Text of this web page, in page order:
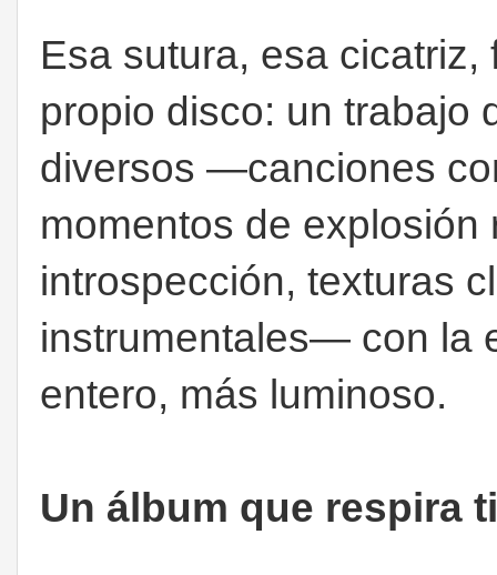
Esa sutura, esa
propio disco: un trabajo
diversos —canciones
momentos de
introspección, texturas
instrumentales— con la
entero, más luminoso.
Un álbum que respira